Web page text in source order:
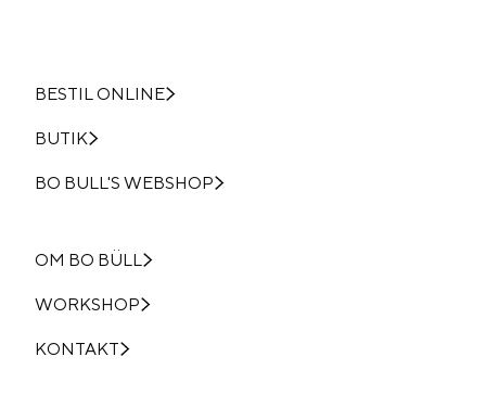
BESTIL ONLINE
BUTIK
BO BULL'S WEBSHOP
OM BO BÜLL
WORKSHOP
KONTAKT